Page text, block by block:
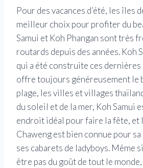
Pour des vacances d’été, les îles
meilleur choix pour profiter du
Samui et Koh Phangan sont très
routards depuis des années. Koh
qui a été construite ces dernières
offre toujours généreusement le
plage, les villes et villages
du soleil et de la mer, Koh Samui
endroit idéal pour faire la fête, et
Chaweng est bien connue pour
ses cabarets de ladyboys. Même
être pas du goût de tout le